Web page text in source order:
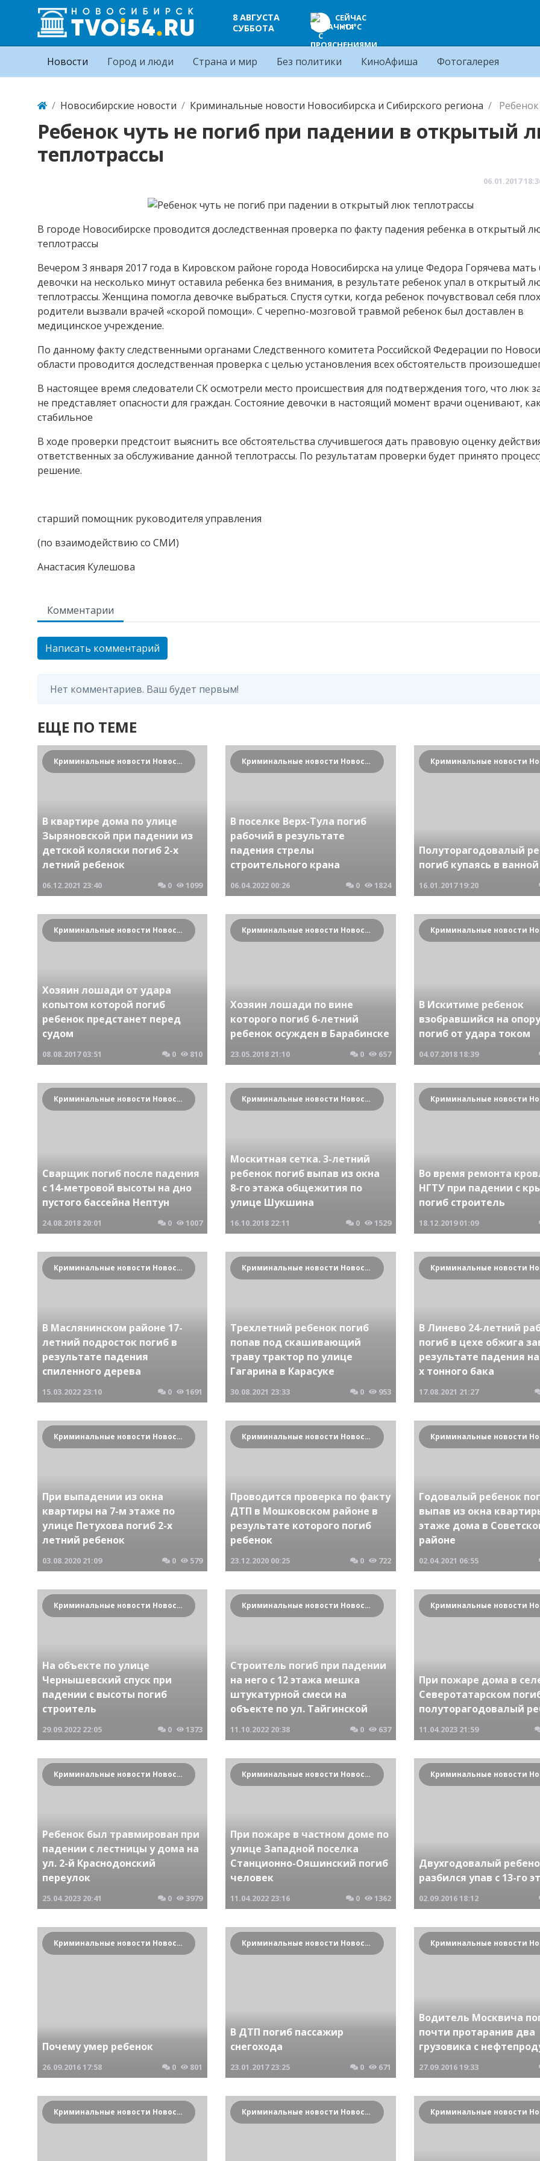
8 АВГУСТА
СУББОТА
СЕЙЧАС
+14°C
Новости Город и люди Страна и мир Без политики КиноАфиша Фотогалерея
Новосибирские новости Криминальные новости Новосибирска и Сибирского региона
Ребенок чуть не погиб при падении в открытый
теплотрассы
06.01.2017
В городе Новосибирске проводится доследственная проверка по факту падения ребенка в открытый
теплотрассы
Вечером 3 января 2017 года в Кировском районе города Новосибирска на улице Федора Горячева мать
девочки на несколько минут оставила ребенка без внимания, в результате ребенок упал в открытый
теплотрассы. Женщина помогла девочке выбраться. Спустя сутки, когда ребенок почувствовал себя
родители вызвали врачей «скорой помощи». С черепно-мозговой травмой ребенок был доставлен в
медицинское учреждение.
По данному факту следственными органами Следственного комитета Российской Федерации по
области проводится доследственная проверка с целью установления всех обстоятельств
В настоящее время следователи СК осмотрели место происшествия для подтверждения того, что люк
не представляет опасности для граждан. Состояние девочки в настоящий момент врачи оценивают,
стабильное
В ходе проверки предстоит выяснить все обстоятельства случившегося дать правовую оценку
ответственных за обслуживание данной теплотрассы. По результатам проверки будет принято
решение.
старший помощник руководителя управления
(по взаимодействию со СМИ)
Анастасия Кулешова
Комментарии
Написать комментарий
Нет комментариев. Ваш будет первым!
ЕЩЕ ПО ТЕМЕ
Криминальные новости Новосибирска и Сибирского региона
В квартире дома по улице
Зыряновской при падении из
детской коляски погиб 2-х
летний ребенок
06.12.2021 23:40 0 1099
Криминальные новости Новосибирска и Сибирского региона
В поселке Верх-Тула погиб
рабочий в результате
падения стрелы
строительного крана
06.04.2022 00:26 0 1824
Полуторагодовалый
погиб купаясь в ванной
16.01.201719:20
Криминальные новости Новосибирска и Сибирского региона
Хозяин лошади от удара
копытом которой погиб
ребенок предстанет перед
судом
08.08.2017 03:51 0 810
Криминальные новости Новосибирска и Сибирского региона
Хозяин лошади по вине
которого погиб 6-летний
ребенок осужден в Барабинске
23.05.2018 21:10 0 657
В Искитиме ребенок
взобравшийся на
погиб от удара током
04.07.201818:39
Криминальные новости Новосибирска и Сибирского региона
Сварщик погиб после падения
с 14-метровой высоты на дно
пустого бассейна Нептун
24.08.2018 20:01 0 1007
Криминальные новости Новосибирска и Сибирского региона
Москитная сетка. 3-летний
ребенок погиб выпав из окна
8-го этажа общежития по
улице Шукшина
16.10.2018 22:11 0 1529
Во время ремонта
НГТУ при падении с
погиб строитель
18.12.2019 01:09
Криминальные новости Новосибирска и Сибирского региона
В Маслянинском районе 17-
летний подросток погиб в
результате падения
спиленного дерева
15.03.2022 23:10 0 1691
Криминальные новости Новосибирска и Сибирского региона
Трехлетний ребенок погиб
попав под скашивающий
траву трактор по улице
Гагарина в Карасуке
30.08.2021 23:33 0 953
В Линево 24-летний
погиб в цехе обжига
результате падения на
х тонного бака
17.08.2021 21:27
Криминальные новости Новосибирска и Сибирского региона
При выпадении из окна
квартиры на 7-м этаже по
улице Петухова погиб 2-х
летний ребенок
03.08.2020 21:09 0 579
Криминальные новости Новосибирска и Сибирского региона
Проводится проверка по факту
ДТП в Мошковском районе в
результате которого погиб
ребенок
23.12.2020 00:25 0 722
Годовалый ребенок
выпав из окна
этаже дома в
районе
02.04.2021 06:55
Криминальные новости Новосибирска и Сибирского региона
На объекте по улице
Чернышевский спуск при
падении с высоты погиб
строитель
29.09.2022 22:05 0 1373
Криминальные новости Новосибирска и Сибирского региона
Строитель погиб при падении
на него с 12 этажа мешка
штукатурной смеси на
объекте по ул. Тайгинской
11.10.2022 20:38 0 637
При пожаре дома в
Северотатарском
полуторагодовалый
11.04.2023 21:59
Криминальные новости Новосибирска и Сибирского региона
Ребенок был травмирован при
падении с лестницы у дома на
ул. 2-й Краснодонский
переулок
25.04.2023 20:41 0 3979
Криминальные новости Новосибирска и Сибирского региона
При пожаре в частном доме по
улице Западной поселка
Станционно-Ояшинский погиб
человек
11.04.2022 23:16 0 1362
Двухгодовалый
разбился упав с 13-го
02.09.201618:12
Криминальные новости Новосибирска и Сибирского региона
Почему умер ребенок
26.09.201617:58 0 801
Криминальные новости Новосибирска и Сибирского региона
В ДТП погиб пассажир
снегохода
23.01.201723:25 0 671
Водитель Москвича
почти протаранив два
грузовика с
27.09.201619:33
Криминальные новости Новосибирска и Сибирского региона Криминальные новости Новосибирска и Сибирского региона